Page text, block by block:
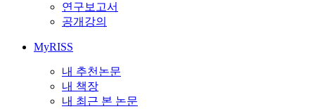
연구보고서
공개강의
MyRISS
내 추천논문
내 책장
내 최근 본 논문